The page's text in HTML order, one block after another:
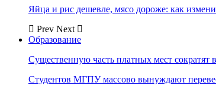
Яйца и рис дешевле, мясо дороже: как
Prev Next
Образование
Существенную часть платных мест сократят
Студентов МГПУ массово вынуждают